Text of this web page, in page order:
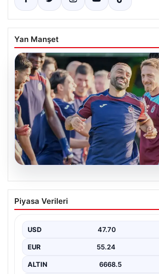
Yan Manşet
06.08.2026
Mohamed Salah,
Antrenmanına Çıktı
mavili formayla ilk resmi idmanına katıldı.
hazırlıklarının…
Piyasa Verileri
USD 47.70
EUR 55.24
ALTIN 6668.5